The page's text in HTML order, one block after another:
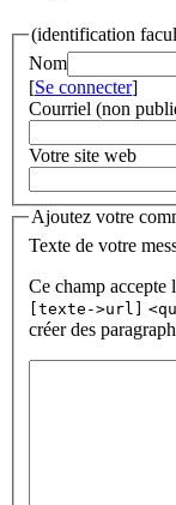
(identification
Nom
[Se connecter]
Courriel (non
Votre site web
Ajoutez votre
Texte de votre
Ce champ accepte
[texte->url]
créer des